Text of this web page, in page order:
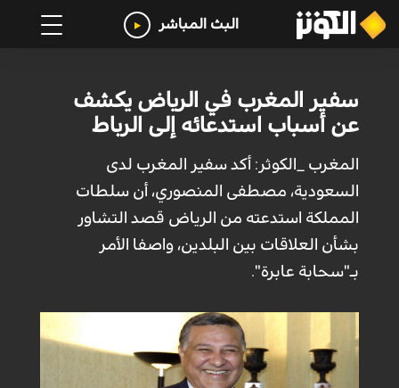
البث المباشر
سفير المغرب في الرياض يكشف
عن أسباب استدعائه إلى الرباط
المغرب _الكوثر: أكد سفير المغرب لدى
السعودية، مصطفى المنصوري، أن سلطات
المملكة استدعته من الرياض قصد التشاور
بشأن العلاقات بين البلدين، واصفا الأمر
بـ"سحابة عابرة".